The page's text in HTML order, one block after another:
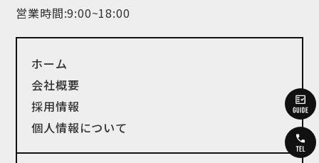
ホーム
会社概要
採用情報
個人情報について
営業時間:9:00~18:00